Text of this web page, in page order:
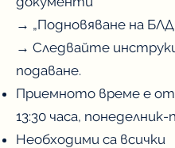
→ „Подновяване на БЛД
→ Следвайте
подаване.
Приемното време е от
13:30 часа,
Необходими са всички